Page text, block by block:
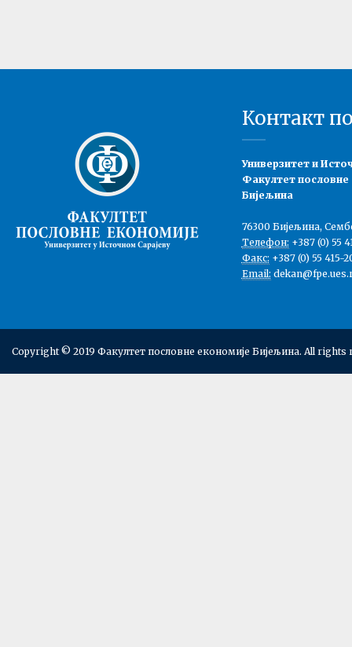
Контакт
Универзитет и
Факултет пословне
Бијељина
76300 Бијељина,
Телефон: +387 (0) 55
Факс: +387 (0) 55 415-
Email:
Copyright © 2019 Факултет пословне економије Бијељина. All rights